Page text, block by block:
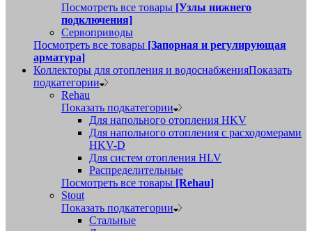
Посмотреть все товары [Узлы нижнего
подключения]
Сервоприводы
Посмотреть все товары [Запорная и регулирующая
арматура]
Коллекторы для отопления и водоснабженияПоказать
подкатегории
Rehau
Показать подкатегории
Для напольного отопления HKV
Для напольного отопления с расходомерами
HKV-D
Для систем отопления HLV
Распределительные
Посмотреть все товары [Rehau]
Stout
Показать подкатегории
Стальные